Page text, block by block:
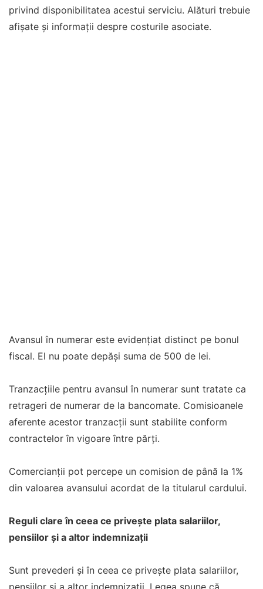
privind disponibilitatea acestui serviciu. Alături trebuie
afișate și informații despre costurile asociate.
Avansul în numerar este evidențiat distinct pe bonul
fiscal. El nu poate depăși suma de 500 de lei.
Tranzacțiile pentru avansul în numerar sunt tratate ca
retrageri de numerar de la bancomate. Comisioanele
aferente acestor tranzacții sunt stabilite conform
contractelor în vigoare între părți.
Comercianții pot percepe un comision de până la 1%
din valoarea avansului acordat de la titularul cardului.
Reguli clare în ceea ce privește plata salariilor,
pensiilor și a altor indemnizații
Sunt prevederi și în ceea ce privește plata salariilor,
pensiilor și a altor indemnizații. Legea spune că,